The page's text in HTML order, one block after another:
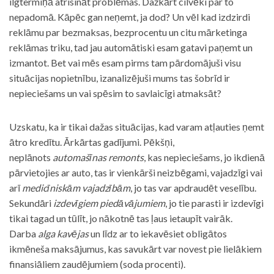
nepadomā. Kāpēc gan neņemt, ja dod? Un vēl kad izdzirdi
reklāmu par bezmaksas, bezprocentu un citu mārketinga
reklāmas triku, tad jau automātiski esam gatavi paņemt un
izmantot. Bet vai mēs esam pirms tam pārdomājuši visu
situācijas nopietnību, izanalizējuši mums tas šobrīd ir
nepieciešams un vai spēsim to savlaicīgi atmaksāt?
Uzskatu, ka ir tikai dažas situācijas, kad varam atļauties ņemt
ātro kredītu. Ārkārtas gadījumi. Pēkšņi,
neplānots automašīnas remonts, kas nepieciešams, jo ikdienā
pārvietojies ar auto, tas ir vienkārši neizbēgami, vajadzīgi vai
arīmedicīniskām vajadzībām, jo tas var apdraudēt veselību.
Sekundāri izdevīgiem piedāvājumiem, jo tie parasti ir izdevīgi
tikai tagad un tūlīt, jo nākotnē tas ļaus ietaupīt vairāk.
Darba alga kavējasun līdz ar to iekavēsiet obligātos
ikmēneša maksājumus, kas savukārt var novest pie lielākiem
finansiāliem zaudējumiem (soda procenti).